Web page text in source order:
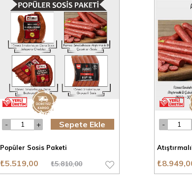
Popüler Sosis Paketi
₺5.519,00 ₺5.810,00
Sepete Ekle